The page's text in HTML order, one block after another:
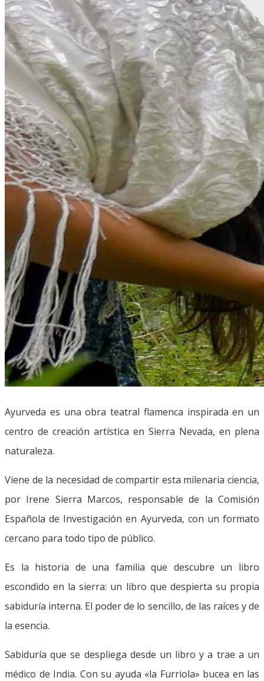
Ayurveda es una obra teatral flamenca inspirada en un
centro de creación artística en Sierra Nevada, en plena
naturaleza.
Viene de la necesidad de compartir esta milenaria ciencia,
por Irene Sierra Marcos, responsable de la Comisión
Española de Investigación en Ayurveda, con un formato
cercano para todo tipo de público.
Es la historia de una familia que descubre un libro
escondido en la sierra: un libro que despierta su propia
sabiduría interna. El poder de lo sencillo, de las raíces y de
la esencia.
Sabiduría que se despliega desde un libro y a trae a un
médico de India. Con su ayuda «la Furriola» bucea en las